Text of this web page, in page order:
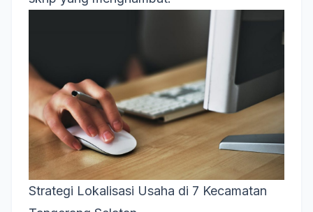
Strategi Lokalisasi Usaha di 7 Kecamatan